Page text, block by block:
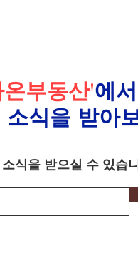
부동산'에서
소식을 받아
식을 받으실 수 있습